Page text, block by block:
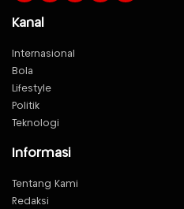
Kanal
Internasional
Bola
Lifestyle
Politik
Teknologi
Informasi
Tentang Kami
Redaksi